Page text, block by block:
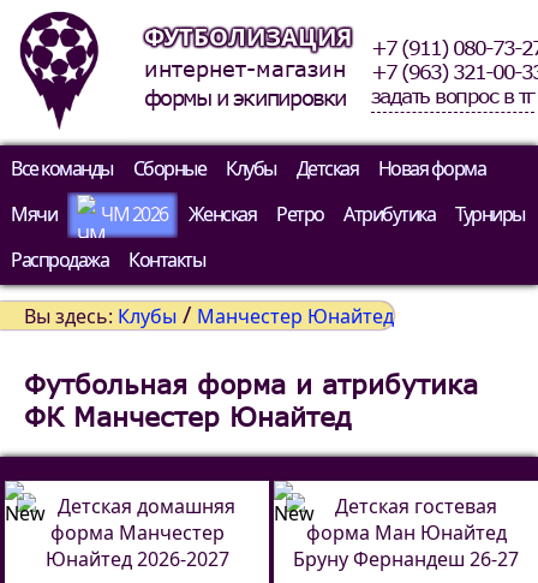
ФУТБОЛИЗАЦИЯ
интернет-магазин
формы и экипировки
+7 (911) 080-73-
+7 (963) 321-00-
задать вопрос в тг
Все команды Сборные Клубы Детская
Новая форма
Мячи
ЧМ 2026 Женская Ретро Атрибутика
Турниры
Распродажа
Контакты
Вы здесь: Клубы / Манчестер Юнайтед
Футбольная форма и атрибутика
ФК Манчестер Юнайтед